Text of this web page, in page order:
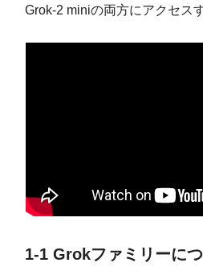
Grok-2 miniの両方にアクセス
1-1 Grokファミリーに